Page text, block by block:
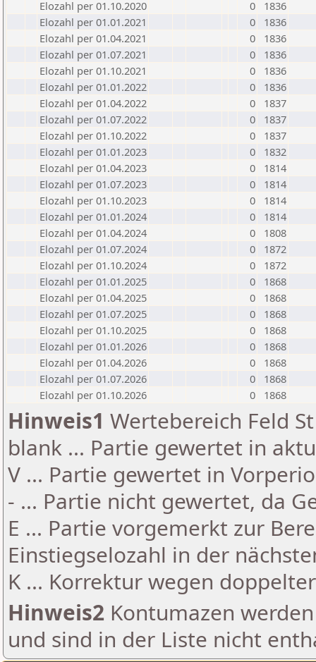
Elozahl per 01.10.2020
0
1836
Elozahl per 01.01.2021
0
1836
Elozahl per 01.04.2021
0
1836
Elozahl per 01.07.2021
0
1836
Elozahl per 01.10.2021
0
1836
Elozahl per 01.01.2022
0
1836
Elozahl per 01.04.2022
0
1837
Elozahl per 01.07.2022
0
1837
Elozahl per 01.10.2022
0
1837
Elozahl per 01.01.2023
0
1832
Elozahl per 01.04.2023
0
1814
Elozahl per 01.07.2023
0
1814
Elozahl per 01.10.2023
0
1814
Elozahl per 01.01.2024
0
1814
Elozahl per 01.04.2024
0
1808
Elozahl per 01.07.2024
0
1872
Elozahl per 01.10.2024
0
1872
Elozahl per 01.01.2025
0
1868
Elozahl per 01.04.2025
0
1868
Elozahl per 01.07.2025
0
1868
Elozahl per 01.10.2025
0
1868
Elozahl per 01.01.2026
0
1868
Elozahl per 01.04.2026
0
1868
Elozahl per 01.07.2026
0
1868
Elozahl per 01.10.2026
0 1868
Hinweis1 Wertebereich Feld
blank ... Partie gewertet in
V ... Partie gewertet in
- ... Partie nicht gewertet, da
E ... Partie vorgemerkt zur
Einstiegselozahl in der
K ... Korrektur wegen
Hinweis2 Kontumazen
und sind in der Liste nicht